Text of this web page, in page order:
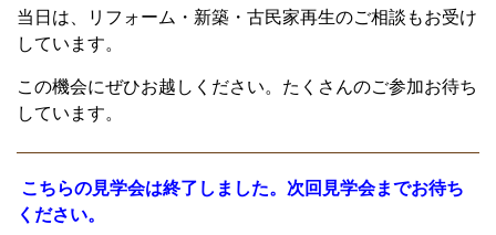
当日は、リフォーム・新築・古民家再生のご相談もお受け
しています。
この機会にぜひお越しください。たくさんのご参加お待ち
しています。
こちらの見学会は終了しました。次回見学会までお待ち
ください。